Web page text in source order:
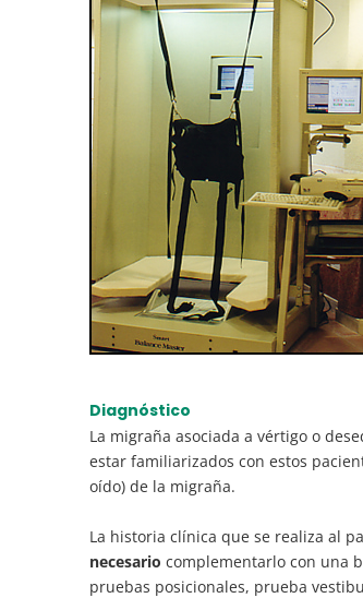
Diagnóstico
La migraña asociada a vértigo o
estar familiarizados con estos
oído) de la migraña.
La historia clínica que se realiza al
necesario complementarlo con una
pruebas posicionales, prueba